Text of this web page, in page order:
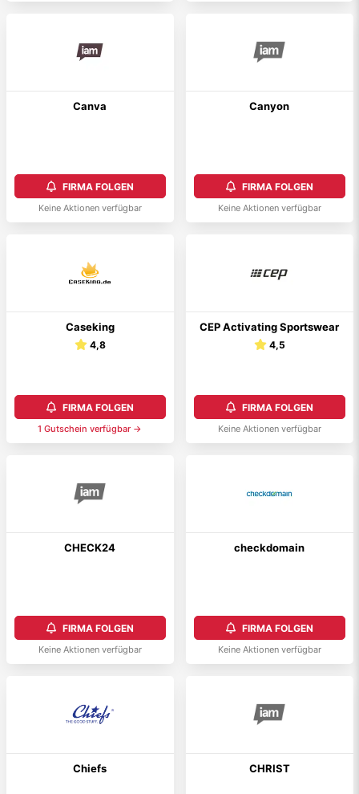
Canva
FIRMA FOLGEN
Keine Aktionen verfügbar
Canyon
FIRMA FOLGEN
Keine Aktionen verfügbar
Caseking
4,8
FIRMA FOLGEN
1 Gutschein verfügbar →
CEP Activating Sportswear
4,5
FIRMA FOLGEN
Keine Aktionen verfügbar
CHECK24
FIRMA FOLGEN
Keine Aktionen verfügbar
checkdomain
FIRMA FOLGEN
Keine Aktionen verfügbar
Chiefs CHRIST